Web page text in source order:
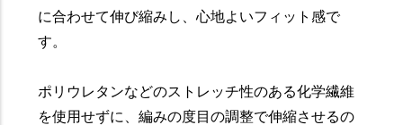
に合わせて伸び縮みし、心地よいフィット感で
す。
ポリウレタンなどのストレッチ性のある化学繊維
を使用せずに、編みの度目の調整で伸縮させるの